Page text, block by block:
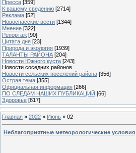
Пресса [359]
К вашему сведению [2714]
Реклама [52]
Новоспасские вести [1344]
Мнение [322]
Репортаж [90]
Цитата дня [23]
Природа и экология [1939]
ТАЛАНТЫ РАЙОНА [204]
Новости Южного куста [243]
Новости соседних районов
Новости сельских поселений района [356]
Острая тема [355]
Официальная информация [266]
ПО СЛЕДАМ НАШИХ ПУБЛИКАЦИЙ [66]
Здоровье [817]
Главная » 2022 » Июнь » 02
Неблагоприятные метеорологические условия